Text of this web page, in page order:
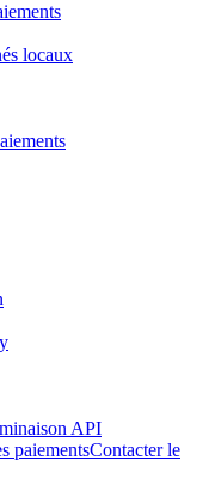
locaux
API
paiementsContacter le